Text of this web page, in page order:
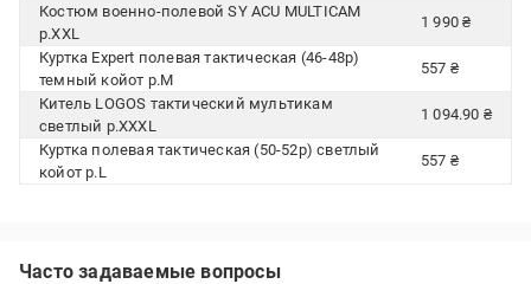
Костюм военно-полевой SY ACU MULTICAM
р.XXL
1 990 ₴
Куртка Expert полевая тактическая (46-48р)
темный койот р.M
557 ₴
Китель LOGOS тактический мультикам
светлый р.XXXL
1 094.90 ₴
Куртка полевая тактическая (50-52р) светлый
койот р.L
557 ₴
Часто задаваемые вопросы